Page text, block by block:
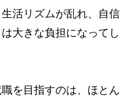
活リズムが乱れ、自信
大きな負担になってし
を目指すのは、ほとん